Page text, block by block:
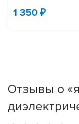
1 350 ₽
Отзывы о